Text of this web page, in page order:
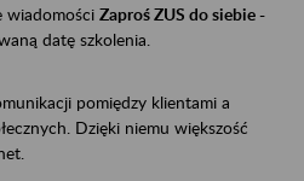
wiadomości Zaproś ZUS do siebie -
datę szkolenia.
pomiędzy klientami a
Dzięki niemu większość